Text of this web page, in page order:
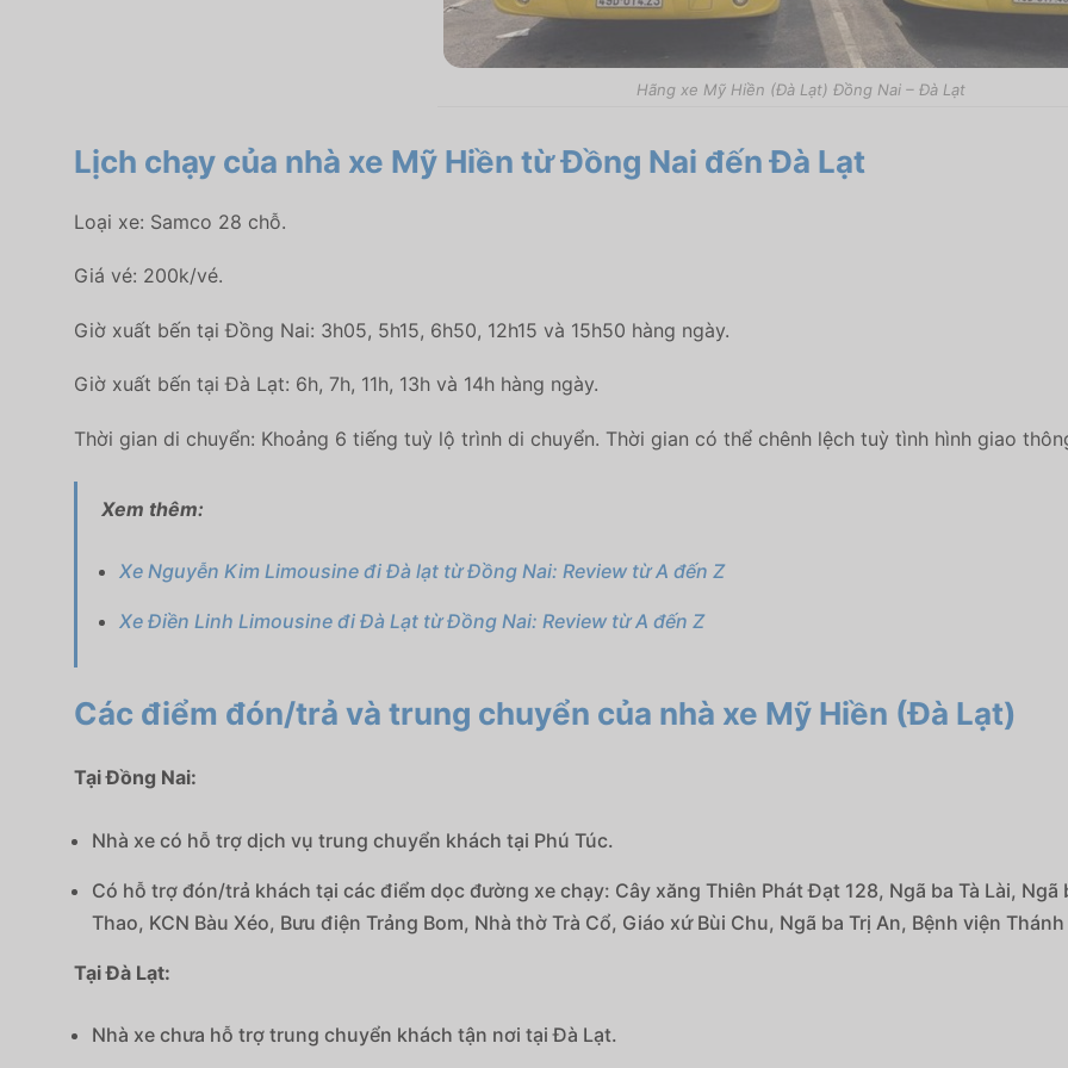
Hãng xe Mỹ Hiền (Đà Lạt) Đồng Nai – Đà Lạt
Lịch chạy của nhà xe Mỹ Hiền từ Đồng Nai đến Đà Lạt
Loại xe: Samco 28 chỗ.
Giá vé: 200k/vé.
Giờ xuất bến tại Đồng Nai: 3h05, 5h15, 6h50, 12h15 và 15h50 hàng ngày.
Giờ xuất bến tại Đà Lạt: 6h, 7h, 11h, 13h và 14h hàng ngày.
Thời gian di chuyển: Khoảng 6 tiếng tuỳ lộ trình di chuyển. Thời gian có thể chênh lệch tuỳ tình hình giao
Xem thêm:
Xe Nguyễn Kim Limousine đi Đà lạt từ Đồng Nai: Review từ A đến Z
Xe Điền Linh Limousine đi Đà Lạt từ Đồng Nai: Review từ A đến Z
Các điểm đón/trả và trung chuyển của nhà xe Mỹ Hiền (Đà Lạt)
Tại Đồng Nai:
Nhà xe có hỗ trợ dịch vụ trung chuyển khách tại Phú Túc.
Có hỗ trợ đón/trả khách tại các điểm dọc đường xe chạy: Cây xăng Thiên Phát Đạt 128, Ngã ba Tà Lài,
Thao, KCN Bàu Xéo, Bưu điện Trảng Bom, Nhà thờ Trà Cổ, Giáo xứ Bùi Chu, Ngã ba Trị An, Bệnh viện
Tại Đà Lạt:
Nhà xe chưa hỗ trợ trung chuyển khách tận nơi tại Đà Lạt.